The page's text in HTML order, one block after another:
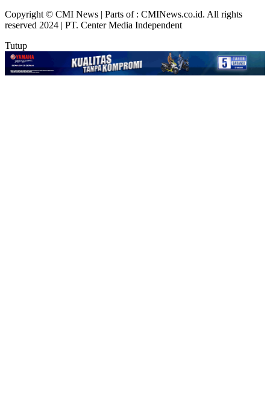
Copyright © CMI News | Parts of : CMINews.co.id. All rights
reserved 2024 | PT. Center Media Independent
Tutup